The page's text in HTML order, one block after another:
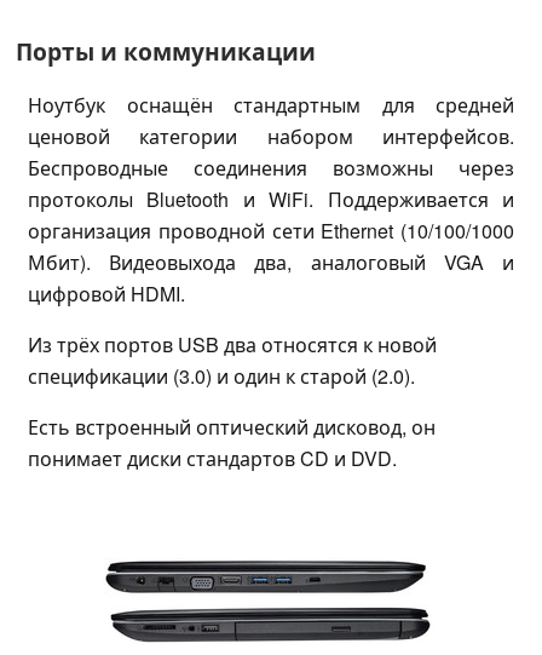
Порты и коммуникации
Ноутбук оснащён стандартным для средней
ценовой категории набором интерфейсов.
Беспроводные соединения возможны через
протоколы Bluetooth и WiFi. Поддерживается и
организация проводной сети Ethernet (10/100/1000
Мбит). Видеовыхода два, аналоговый VGA и
цифровой HDMI.
Из трёх портов USB два относятся к новой
спецификации (3.0) и один к старой (2.0).
Есть встроенный оптический дисковод, он
понимает диски стандартов CD и DVD.